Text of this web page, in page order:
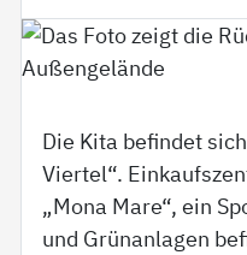
Die Kita befindet
Viertel“.
„Mona Mare“, ein
und Grünanlagen